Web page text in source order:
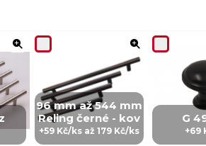
96 mm až 544 mm
Reling černé - kov
+59 Kč/ks až 179 Kč/ks
G
+69